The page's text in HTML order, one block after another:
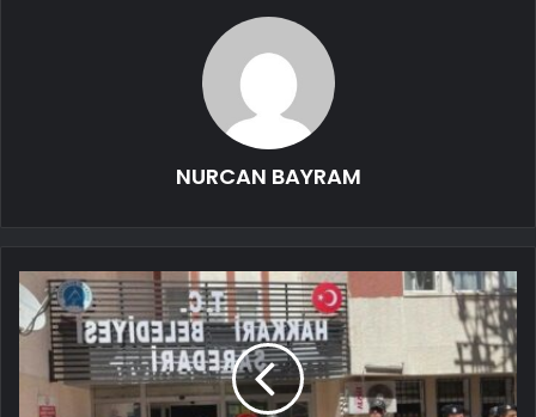
NURCAN BAYRAM